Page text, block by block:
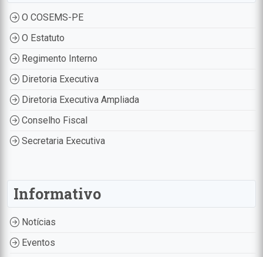
O COSEMS-PE
O Estatuto
Regimento Interno
Diretoria Executiva
Diretoria Executiva Ampliada
Conselho Fiscal
Secretaria Executiva
Informativo
Notícias
Eventos